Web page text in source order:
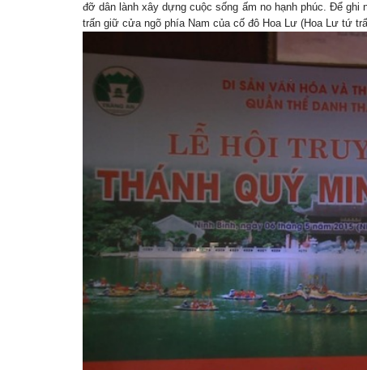
đỡ dân lành xây dựng cuộc sống ấm no hạnh phúc. Để ghi
trấn giữ cửa ngõ phía Nam của cố đô Hoa Lư (Hoa Lư tứ